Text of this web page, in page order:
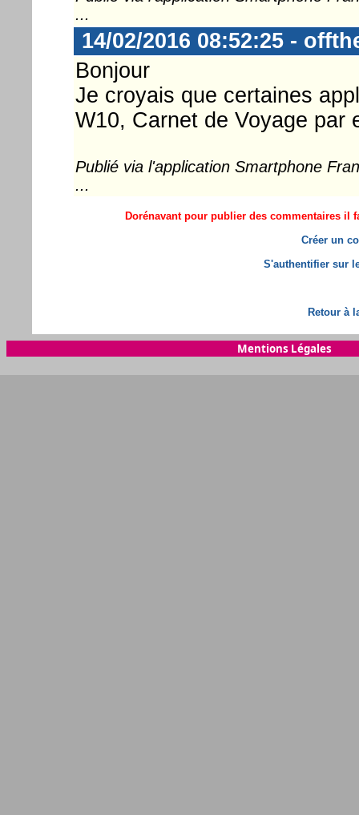
...
14/02/2016 08:52:25 -
Bonjour
Je croyais que certaines
W10, Carnet de Voyage par
Publié via l'application Smartphone
...
Dorénavant pour publier des commentaires il
Créer un
S'authentifier sur
Retour à
Mentions Légales